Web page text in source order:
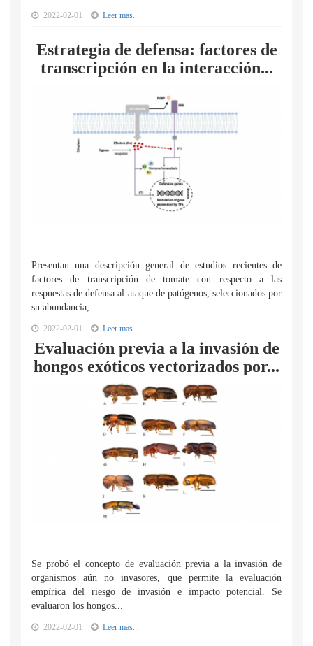
2022-02-01 Leer mas...
Estrategia de defensa: factores de
transcripción en la interacción...
Presentan una descripción general de estudios recientes de
factores de transcripción de tomate con respecto a las
respuestas de defensa al ataque de patógenos, seleccionados por
su abundancia,...
2022-02-01 Leer mas...
Evaluación previa a la invasión de
hongos exóticos vectorizados por...
Se probó el concepto de evaluación previa a la invasión de
organismos aún no invasores, que permite la evaluación
empírica del riesgo de invasión e impacto potencial. Se
evaluaron los hongos...
2022-02-01 Leer mas...